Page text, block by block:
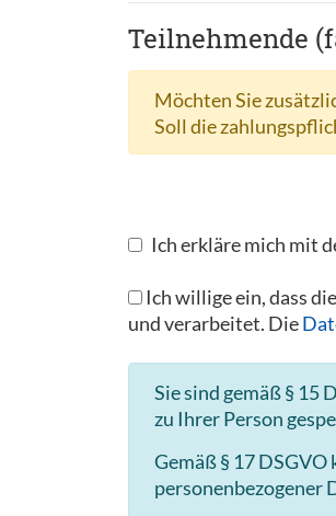
Teilnehmende
Möchten Sie
Soll die
Ich erkläre mich mit
Ich willige ein, dass
und verarbeitet. Die
Sie sind gemäß § 15
zu Ihrer Person
Gemäß § 17
personenbezogener